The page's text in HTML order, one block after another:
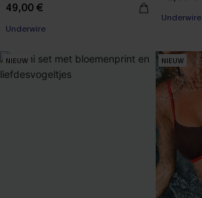
49,00 €
Underwire
Underwire
NIEUW NIEUW